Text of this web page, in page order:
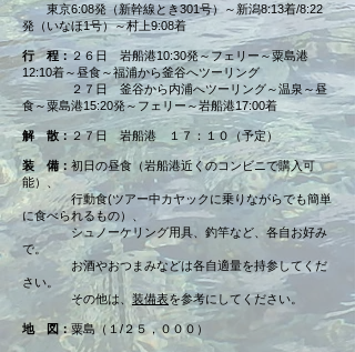
東京6:08発（新幹線とき301号）～新潟8:13着/8:22
発（いなほ1号）～村上9:08着
行 程：２６日 岩船港10:30発～フェリー～粟島港
12:10着～昼食～福浦から釜谷へツーリング
２７日 釜谷から内浦へツーリング～温泉～昼
食～粟島港15:20発～フェリー～岩船港17:00着
解 散：２７日 岩船港 １７：１０（予定）
装 備： 初日の昼食（岩船港近くのコンビニで購入可
能）、
行動食(ツアー中カヤックに乗りながらでも簡単
に食べられるもの）、
シュノーケリング用具、釣竿など、各自お好み
で。
お酒やおつまみなどは各自適量を持参してくだ
さい。
その他は、装備表を参考にしてください。
地 図：粟島（１/２５，０００）